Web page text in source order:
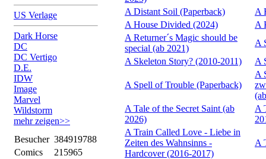
US Verlage
Dark Horse
DC
DC Vertigo
D.E.
IDW
Image
Marvel
Wildstorm
mehr zeigen>>
Besucher 384919788
Comics
215965
A Distant Soil (Paperback)
A
A House Divided (2024)
A
A Returner´s Magic should be
special (ab 2021)
A
A Skeleton Story? (2010-2011)
A
A Spell of Trouble (Paperback)
A
A Tale of the Secret Saint (ab
2026)
A
A Train Called Love - Liebe in
Zeiten des Wahnsinns -
Hardcover (2016-2017)
A